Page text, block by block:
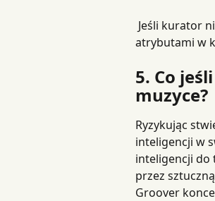
atrybutami w
5. Co
muzyce?
Ryzykując
inteligencji w
inteligencji do
przez
Groover